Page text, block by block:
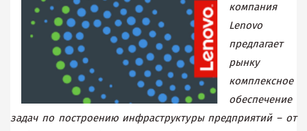
компания
Lenovo
предлагает
рынку
комплексное
обеспечение
задач по построению инфраструктуры предприятий – от